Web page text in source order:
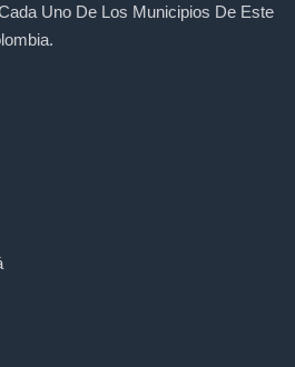
Uno De Los Municipios De Este